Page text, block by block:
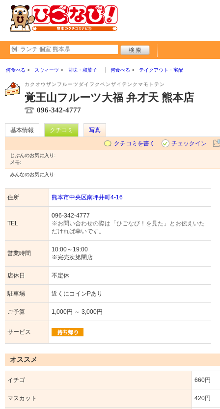
何食べる スウィーツ 甘味・和菓子 何食べる テイクアウト・宅配
カクオウザンフルーツダイフクベンザイテンクマモトテン
覚王山フルーツ大福 弁才天 熊本店
096-342-4777
基本情報 クチコミ
写真
クチコミを書く
チェックイン
じぶんのお気に入り:
メモ:
みんなのお気に入り:
住所 熊本市中央区南坪井町4-16
TEL
096-342-4777
※お問い合わせの際は「ひごなび！を見た」とお伝えいた
だければ幸いです。
営業時間
10:00～19:00
※完売次第閉店
店休日 不定休
駐車場 近くにコインPあり
ご予算 1,000円 ～ 3,000円
サービス
オススメ
イチゴ 660円
マスカット 420円